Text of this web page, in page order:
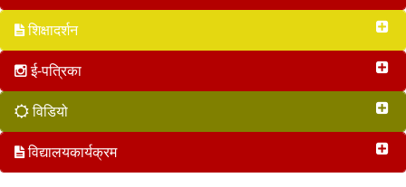
शिक्षादर्शन
ई-पत्रिका
विडियो
विद्यालयकार्यक्रम